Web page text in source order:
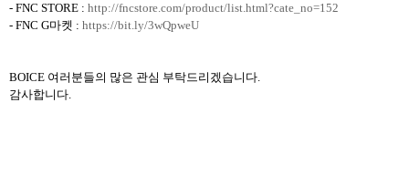
- FNC STORE : http://fncstore.com/product/list.html?cate_no=152
- FNC G마켓 : https://bit.ly/3wQpweU
BOICE 여러분들의 많은 관심 부탁드리겠습니다.
감사합니다.